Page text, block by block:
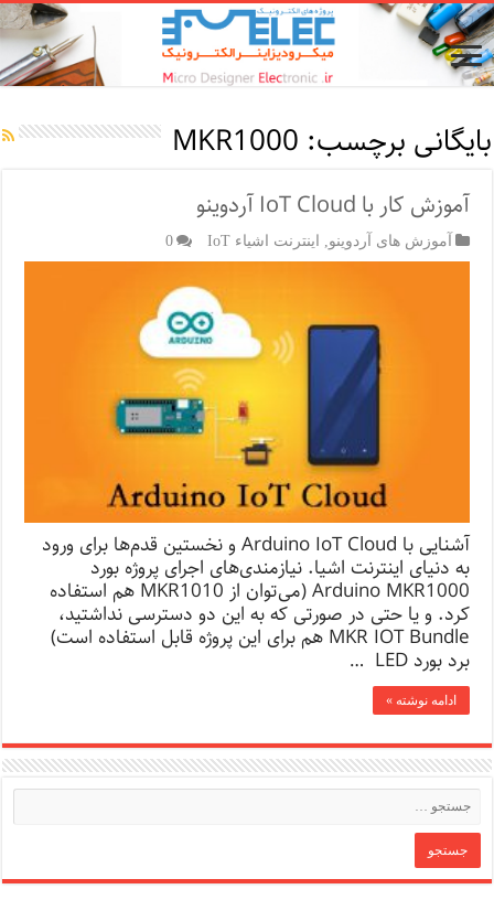
بایگانی برچسب: MKR1000
آموزش کار با IoT Cloud آردوینو
آموزش های آردوینو اینترنت اشیاء IoT 0
آشنایی با Arduino IoT Cloud و نخستین قدم‌ها برای ورود
به دنیای اینترنت اشیا. نیازمندی‌‌های اجرای پروژه بورد
Arduino MKR1000 (می‌توان از MKR1010 هم استفاده
کرد. و یا حتی در صورتی که به این دو دسترسی نداشتید،
MKR IOT Bundle هم برای این پروژه قابل استفاده است)
برد بورد LED …
ادامه نوشته »